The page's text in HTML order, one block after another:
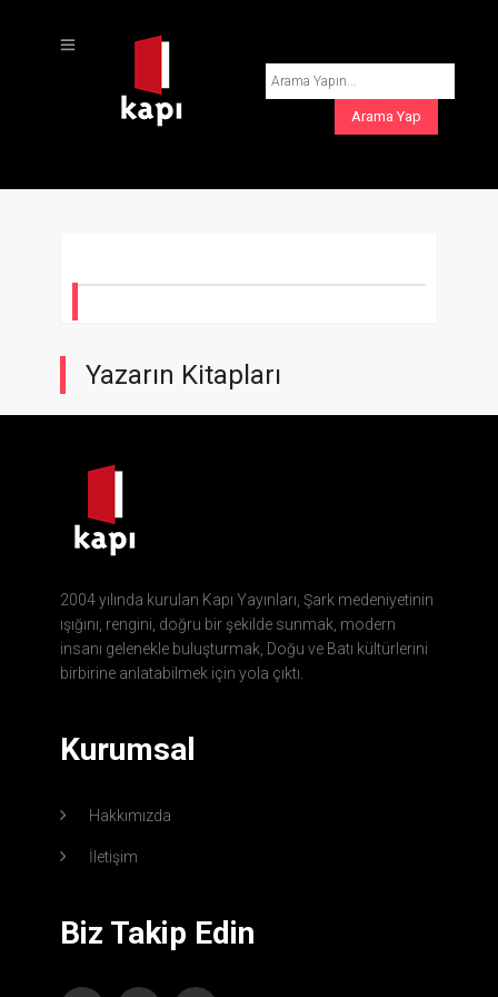
Yazarın Kitapları
2004 yılında kurulan Kapı Yayınları, Şark medeniyetinin
ışığını, rengini, doğru bir şekilde sunmak, modern
insanı gelenekle buluşturmak, Doğu ve Batı kültürlerini
birbirine anlatabilmek için yola çıktı.
Kurumsal
Hakkımızda
İletişim
Biz Takip Edin